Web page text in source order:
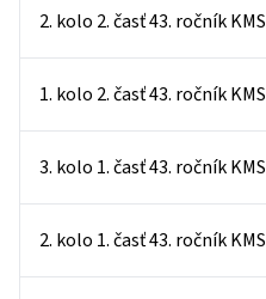
2. kolo 2. časť 43. ročník KMS
1. kolo 2. časť 43. ročník KMS
3. kolo 1. časť 43. ročník KMS
2. kolo 1. časť 43. ročník KMS